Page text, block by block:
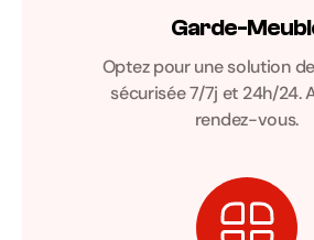
Garde-
Optez pour une solution
sécurisée 7/7j et 24h/24.
rendez-vous.